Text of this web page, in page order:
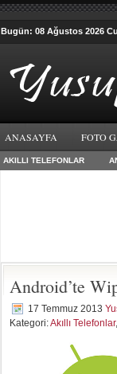
Bugün: 08 Ağustos 2026
ANASAYFA FOTO
AKILLI TELEFONLAR
Android’te
17 Temmuz 2013
Kategori:Akıllı Telefonlar,